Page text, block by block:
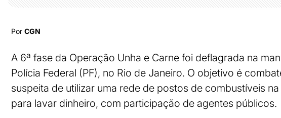
Por CGN
A 6ª fase da Operação Unha e Carne foi deflagrada na
Polícia Federal (PF), no Rio de Janeiro. O objetivo é
suspeita de utilizar uma rede de postos de combustíveis
para lavar dinheiro, com participação de agentes públicos.